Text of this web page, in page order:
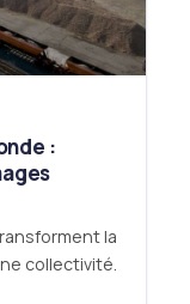
:
la
collectivité.